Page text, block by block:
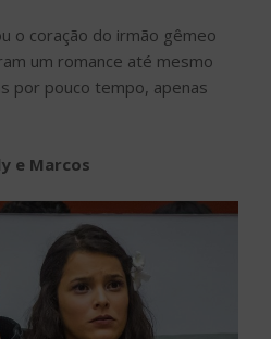
o coração do irmão gêmeo
um romance até mesmo
por pouco tempo, apenas
e Marcos